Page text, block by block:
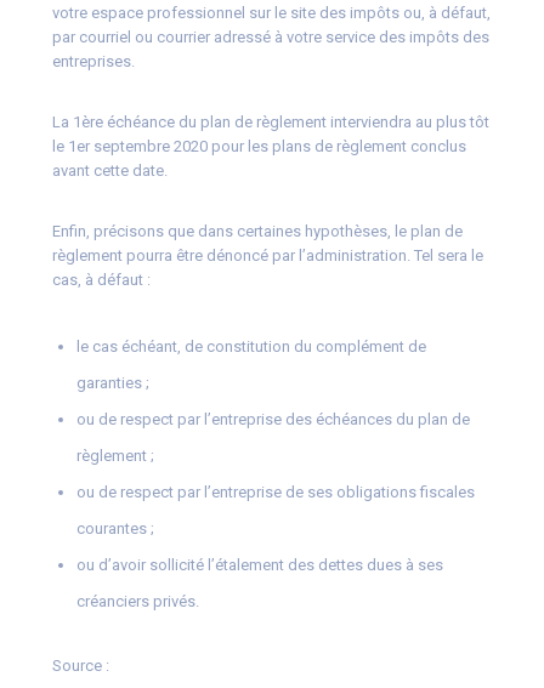
votre espace professionnel sur le site des impôts ou, à défaut,
par courriel ou courrier adressé à votre service des impôts des
entreprises.
La 1ère échéance du plan de règlement interviendra au plus tôt
le 1er septembre 2020 pour les plans de règlement conclus
avant cette date.
Enfin, précisons que dans certaines hypothèses, le plan de
règlement pourra être dénoncé par l’administration. Tel sera le
cas, à défaut :
le cas échéant, de constitution du complément de
garanties ;
ou de respect par l’entreprise des échéances du plan de
règlement ;
ou de respect par l’entreprise de ses obligations fiscales
courantes ;
ou d’avoir sollicité l’étalement des dettes dues à ses
créanciers privés.
Source :